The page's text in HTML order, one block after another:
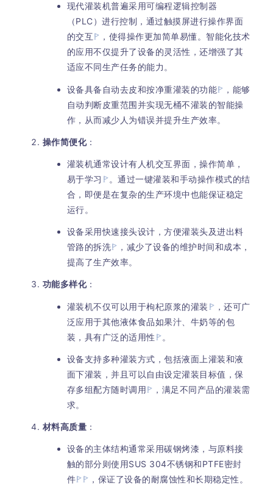
现代灌装机普遍采用可编程逻辑控制器
（PLC）进行控制，通过触摸屏进行操作界面
的交互
，使得操作更加简单易懂。智能化技术
的应用不仅提升了设备的灵活性，还增强了其
适应不同生产任务的能力。
设备具备自动去皮和按净重灌装的功能
，能够
自动判断皮重范围并实现无桶不灌装的智能操
作，从而减少人为错误并提升生产效率。
操作简便化：
灌装机通常设计有人机交互界面，操作简单，
易于学习
。通过一键灌装和手动操作模式的结
合，即便是在复杂的生产环境中也能保证稳定
运行。
设备采用快速接头设计，方便灌装头及进出料
管路的拆洗
，减少了设备的维护时间和成本，
提高了生产效率。
功能多样化：
灌装机不仅可以用于枸杞原浆的灌装
，还可广
泛应用于其他液体食品如果汁、牛奶等的包
装，具有广泛的适用性
。
设备支持多种灌装方式，包括液面上灌装和液
面下灌装，并且可以自由设定灌装目标值，保
存多组配方随时调用
，满足不同产品的灌装需
求。
材料高质量 ：
设备的主体结构通常采用碳钢烤漆，与原料接
触的部分则使用SUS 304不锈钢和PTFE密封
件
，保证了设备的耐腐蚀性和长期稳定性。